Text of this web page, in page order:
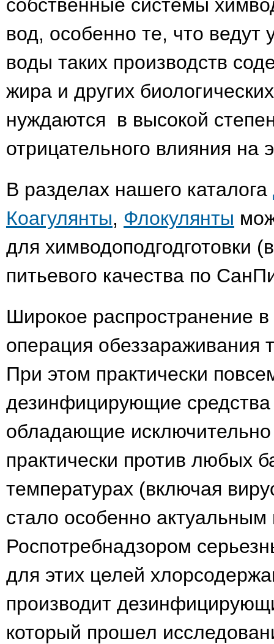
собственные системы
вод, особенно те, что
воды таких производств
жира и других
нуждаются в высокой
отрицательного влияния на
В разделах нашего каталога
Коагулянты, Флокулянты
для химводоподгодготовки
питьевого качества по
Широкое распространение
операция обеззараживания
При этом практически
дезинфицирующие средства
обладающие
практически против любых
температурах (включая
стало особенно актуальным
Роспотребнадзором
для этих целей
производит
который прошел